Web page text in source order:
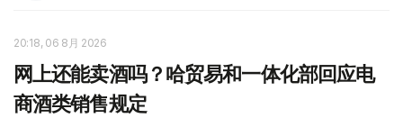
20:18, 06 8月 2026
网上还能卖酒吗？哈贸易和一体化部回应电
商酒类销售规定